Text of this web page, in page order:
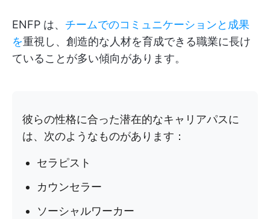
ENFP は、 チームでのコミュニケーションと成果
を重視し、創造的な人材を育成できる職業に長け
ていることが多い傾向があります。
彼らの性格に合った潜在的なキャリアパスに
は、次のようなものがあります：
セラピスト
カウンセラー
ソーシャルワーカー